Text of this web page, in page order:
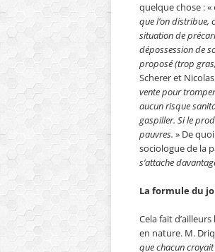
quelque chose : «
que l’on distribue,
situation de
dépossession de
proposé (trop
Scherer et
vente pour
aucun risque
gaspiller. Si le
pauvres. » De
sociologue de la
s’attache
La formule du
Cela fait
en nature. M.
que chacun